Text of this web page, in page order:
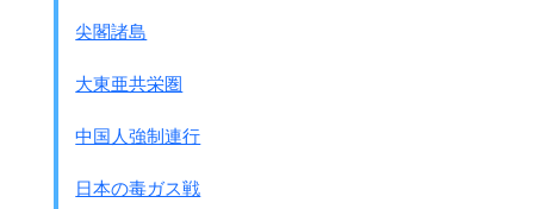
いいんじゃないのかなと思っています。
脳症ですが
脳症は臨床デ－タ－にあるのは
いろいろな原因を除いて
アスピリン以外の解熱剤です。
非ステロイド系の鎮痛解熱剤です。
非ステロイド系の解熱剤使用の死亡率が
2000年に中止になりました。
尖閣諸島
大東亜共栄圏
中国人強制連行
日本の毒ガス戦